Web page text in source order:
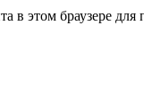
в этом браузере